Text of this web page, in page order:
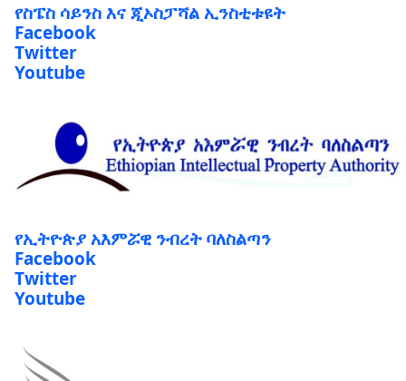
የስፔስ ሳይንስ እና ጂኦስፓሻል ኢንስቲቱዩት
Facebook
Twitter
Youtube
የኢትዮጵያ አእምሯዊ ንብረት ባለስልጣን
Facebook
Twitter
Youtube